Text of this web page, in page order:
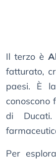
Il terzo è
fatturato,
paesi. È
conoscono
di
Per